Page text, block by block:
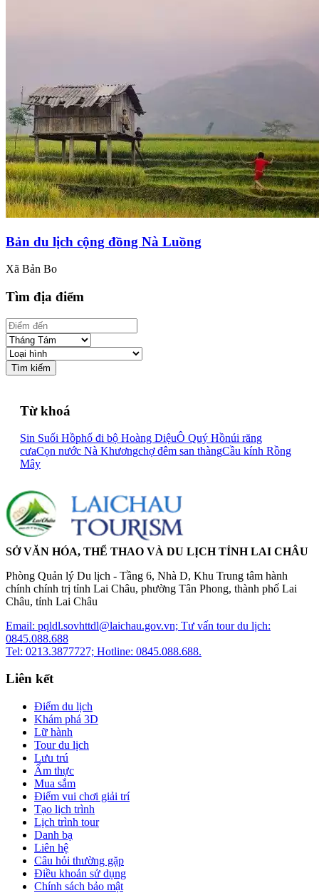
Bản du lịch cộng đồng Nà Luồng
Xã Bản Bo
Tìm địa điểm
Tìm kiếm
Từ khoá
Sin Suối Hồphố đi bộ Hoàng DiệuÔ Quý Hồnúi răng
cưaCọn nước Nà Khươngchợ đêm san thàngCầu kính Rồng
Mây
SỞ VĂN HÓA, THỂ THAO VÀ DU LỊCH TỈNH LAI CHÂU
Phòng Quản lý Du lịch - Tầng 6, Nhà D, Khu Trung tâm hành
chính chính trị tỉnh Lai Châu, phường Tân Phong, thành phố Lai
Châu, tỉnh Lai Châu
Email: pqldl.sovhttdl@laichau.gov.vn; Tư vấn tour du lịch:
0845.088.688
Tel: 0213.3877727; Hotline: 0845.088.688.
Liên kết
Điểm du lịch
Khám phá 3D
Lữ hành
Tour du lịch
Lưu trú
Ẩm thực
Mua sắm
Điểm vui chơi giải trí
Tạo lịch trình
Lịch trình tour
Danh bạ
Liên hệ
Câu hỏi thường gặp
Điều khoản sử dụng
Chính sách bảo mật